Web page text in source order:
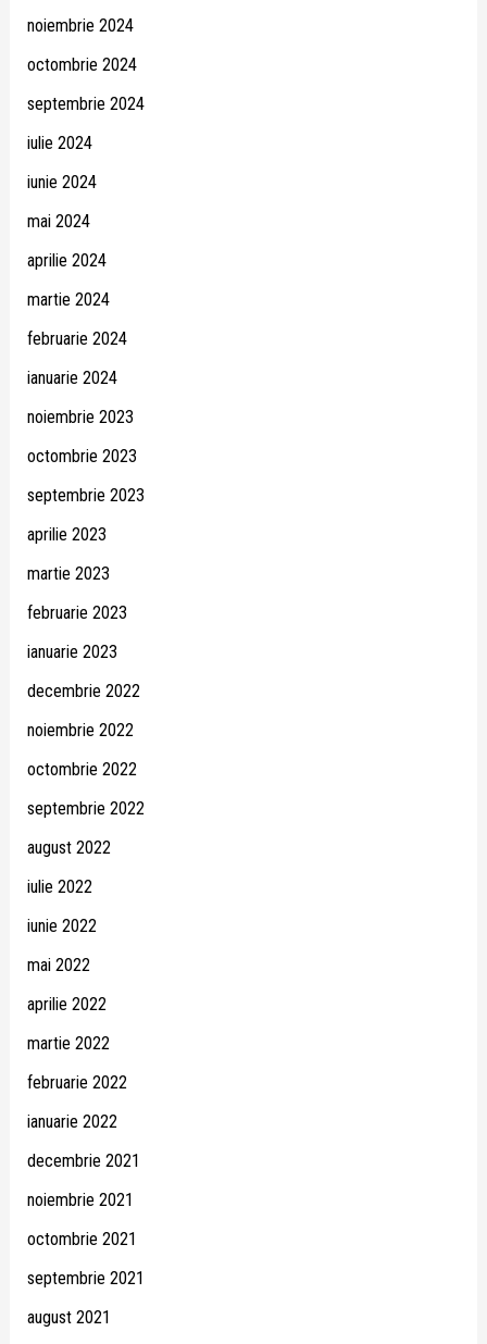
noiembrie 2024
octombrie 2024
septembrie 2024
iulie 2024
iunie 2024
mai 2024
aprilie 2024
martie 2024
februarie 2024
ianuarie 2024
noiembrie 2023
octombrie 2023
septembrie 2023
aprilie 2023
martie 2023
februarie 2023
ianuarie 2023
decembrie 2022
noiembrie 2022
octombrie 2022
septembrie 2022
august 2022
iulie 2022
iunie 2022
mai 2022
aprilie 2022
martie 2022
februarie 2022
ianuarie 2022
decembrie 2021
noiembrie 2021
octombrie 2021
septembrie 2021
august 2021